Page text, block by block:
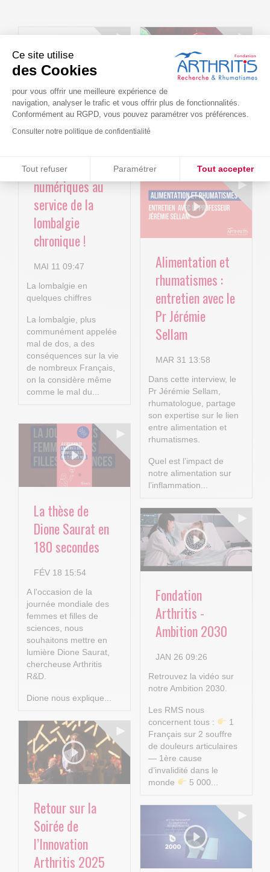
Ce site utilise
des Cookies
pour vous offrir une meilleure expérience de
navigation, analyser le trafic et vous offrir plus de fonctionnalités.
Conformément au RGPD, vous pouvez paramétrer vos préférences.
Consulter notre politique de confidentialité
Tout refuser Paramétrer Tout accepter
Axeptio consent
Plateforme de Gestion du Consentement : Personnalisez vos
Notre plateforme vous permet d'adapter et de gérer vos
Le projet BACK-
4P : Les
technologies
numériques au
service de la
lombalgie
chronique !
MAI 11 09:47
La lombalgie en
quelques chiffres
La lombalgie, plus
communément appelée
mal de dos, a des
conséquences sur la vie
de nombreux Français,
on la considère même
comme le mal du...
Arthritis4Cure -
Alimentation et
rhumatismes :
entretien avec le
Pr Jérémie
Sellam
MAR 31 13:58
Dans cette interview, le
Pr Jérémie Sellam,
rhumatologue, partage
son expertise sur le lien
entre alimentation et
rhumatismes.
Quel est l’impact de
notre alimentation sur
l’inflammation...
La thèse de
Dione Saurat en
180 secondes
FÉV 18 15:54
A l'occasion de la
journée mondiale des
femmes et filles de
sciences, nous
souhaitons mettre en
lumière Dione Saurat,
chercheuse Arthritis
R&D.
Dione nous explique...
Fondation
Arthritis -
Ambition 2030
JAN 26 09:26
Retrouvez la vidéo sur
notre Ambition 2030.
Les RMS nous
concernent tous :
1
Français sur 2 souffre
de douleurs articulaires
— 1ère cause
d’invalidité dans le
monde
5 000...
Retour sur la
Soirée de
l’Innovation
Arthritis 2025